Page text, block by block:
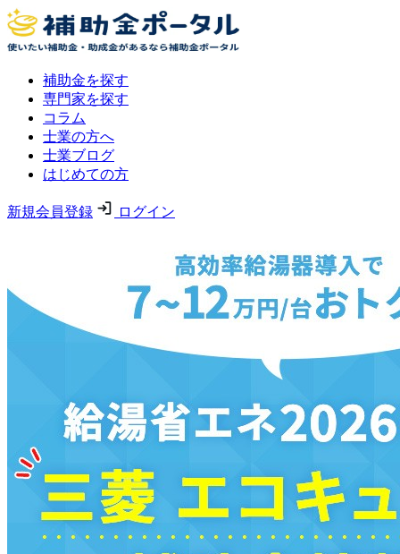
補助金を探す
専門家を探す
コラム
士業の方へ
士業ブログ
はじめての方
新規会員登録 ログイン